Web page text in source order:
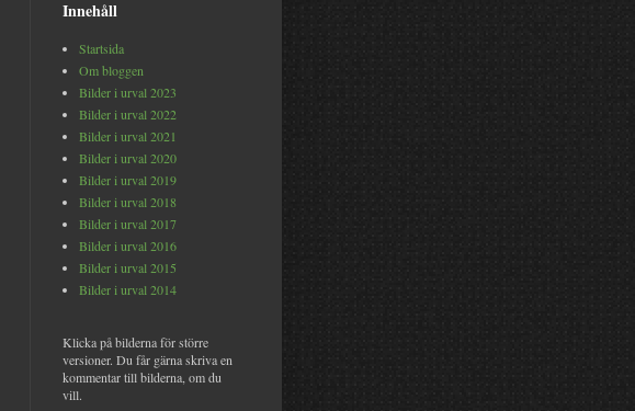
Innehåll
Startsida
Om bloggen
Bilder i urval 2023
Bilder i urval 2022
Bilder i urval 2021
Bilder i urval 2020
Bilder i urval 2019
Bilder i urval 2018
Bilder i urval 2017
Bilder i urval 2016
Bilder i urval 2015
Bilder i urval 2014
Klicka på bilderna för större
versioner. Du får gärna skriva en
kommentar till bilderna, om du
vill.